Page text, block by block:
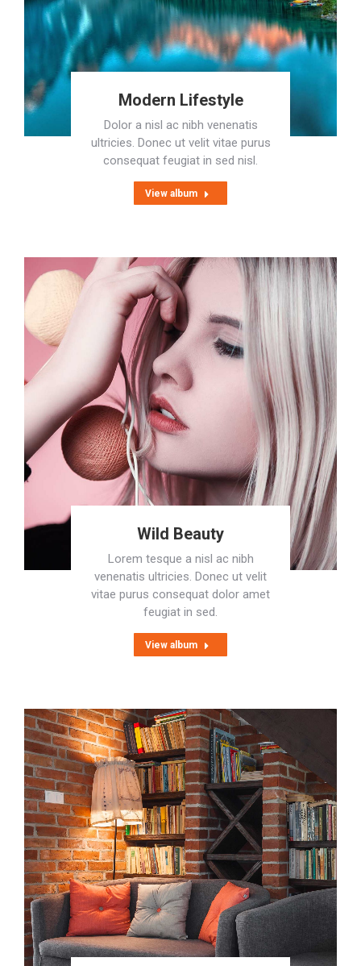
Modern Lifestyle
Dolor a nisl ac nibh venenatis
ultricies. Donec ut velit vitae purus
consequat feugiat in sed nisl.
View album
Wild Beauty
Lorem tesque a nisl ac nibh
venenatis ultricies. Donec ut velit
vitae purus consequat dolor amet
feugiat in sed.
View album